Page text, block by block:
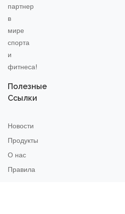
партнер
в
мире
спорта
и
фитнеса!
Полезные
Ссылки
Новости
Продукты
О нас
Правила